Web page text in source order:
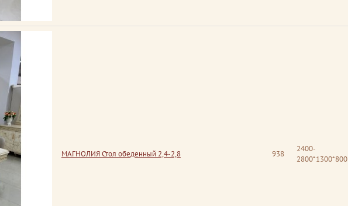
МАГНОЛИЯ Стол обеденный 2,4-2,8 938
2400-
2800*1300*800